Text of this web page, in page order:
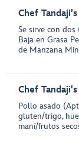
Chef
Se sirve con
Baja en Grasa
de Manzana
Chef
Pollo asado
gluten/trigo,
maní/frutos